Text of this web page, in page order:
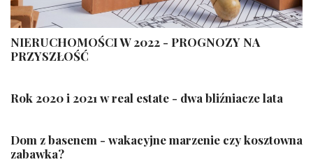
NIERUCHOMOŚCI W 2022 - PROGNOZY NA
PRZYSZŁOŚĆ
Rok 2020 i 2021 w real estate - dwa bliźniacze lata
Dom z basenem - wakacyjne marzenie czy kosztowna
zabawka?